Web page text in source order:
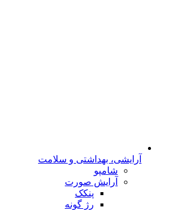
آرایشی، بهداشتی و سلامت
شامپو
آرایش صورت
پنکک
رژ گونه